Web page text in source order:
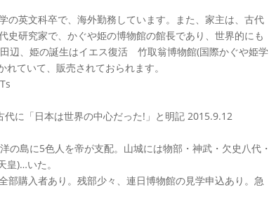
英文科卒で、海外勤務しています。また、家主は、古代
史研究家で、かぐや姫の博物館の館長であり、世界的にも
辺、姫の誕生はイエス復活 竹取翁博物館(国際かぐや姫学
ていて、販売されておられます。
代に「日本は世界の中心だった!」と明記 2015.9.12
島に5色人を帝が支配。山城には物部・神武・欠史八代・
皇)…いた。
購入者あり。残部少々、連日博物館の見学申込あり。急